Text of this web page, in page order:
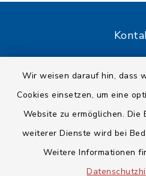
Wir weisen darauf hin, dass
Cookies einsetzen, um eine
Website zu ermöglichen. Die
weiterer Dienste wird bei
Weitere Informationen